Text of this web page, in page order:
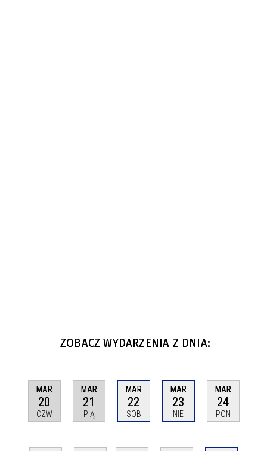
ZOBACZ WYDARZENIA Z DNIA:
MAR
20
CZW
MAR
21
PIĄ
MAR
22
SOB
MAR
23
NIE
MAR
24
PON